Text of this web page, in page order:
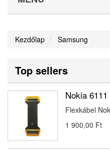
Kezdőlap
Samsung
Top sellers
Nokia
Flexkábel
1 900,00 Ft‎